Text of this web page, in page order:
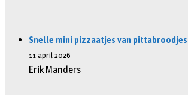
Snelle mini pizzaatjes van pittabroodjes
11 april 2026
Erik Manders